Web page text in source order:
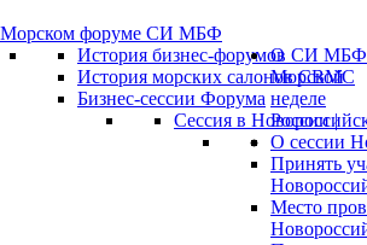
форуме СИ МБФ
История бизнес-форумов СИ МБФ
История морских салонов СВМС
Бизнес-сессии Форума
Сессия в
О сессии
Принять
Место
О
Морской
неделе
России |